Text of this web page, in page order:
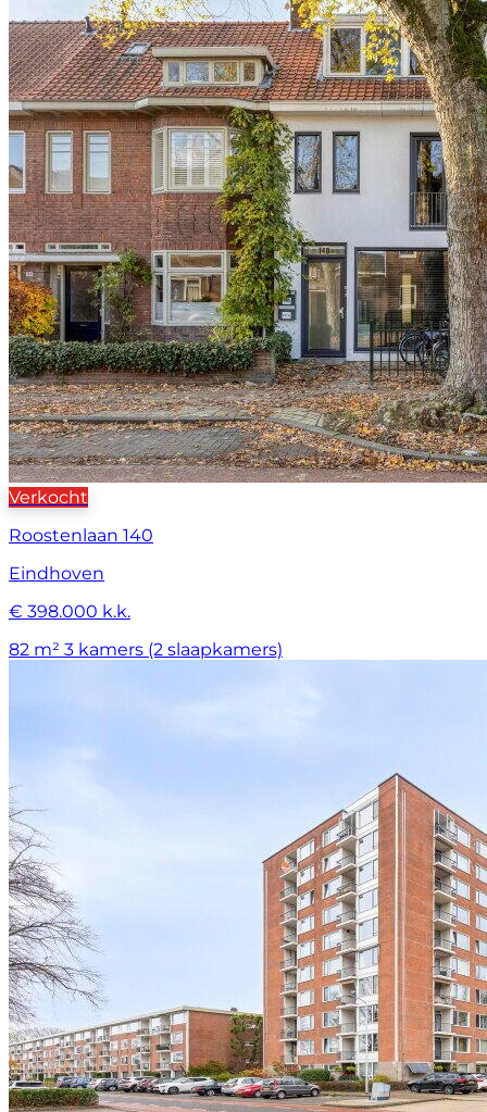
Verkocht
Roostenlaan 140
Eindhoven
€ 398.000 k.k.
82 m² 3 kamers (2 slaapkamers)